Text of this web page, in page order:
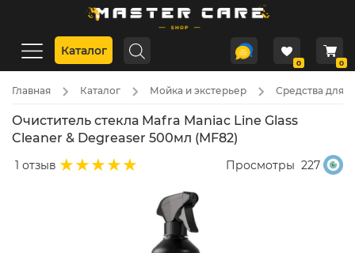
Каталог
0 0
Главная Каталог Мойка и экстерьер Средства для
Очиститель стекла Mafra Maniac Line Glass
Cleaner & Degreaser 500мл (MF82)
1 отзыв Просмотры 227